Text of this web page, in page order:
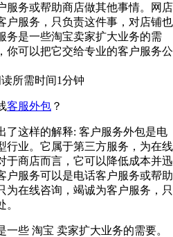
服务或帮助商店做其他事情。网店
户服务，只负责这件事，对店铺也
务是一些淘宝卖家扩大业务的需
你可以把它交给专业的客户服务公
所需时间1分钟
客服外包 ？
这样的解释: 客户服务外包是电
行业。它属于第三方服务，为在线
于商店而言，它可以降低成本并迅
户服务可以是电话客户服务或帮助
为在线咨询，竭诚为客户服务，只
些 淘宝 卖家扩大业务的需要。